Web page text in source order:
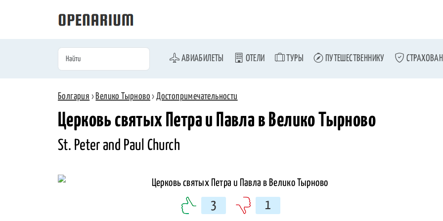
АВИАБИЛЕТЫ ОТЕЛИ ТУРЫ ПУТЕШЕСТВЕННИКУ
Болгария › Велико Тырново ›Достопримечательности
Церковь святых Петра и Павла в Велико Тырново
St. Peter and Paul Church
3 1